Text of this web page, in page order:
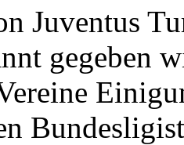
Juventus
gegeben